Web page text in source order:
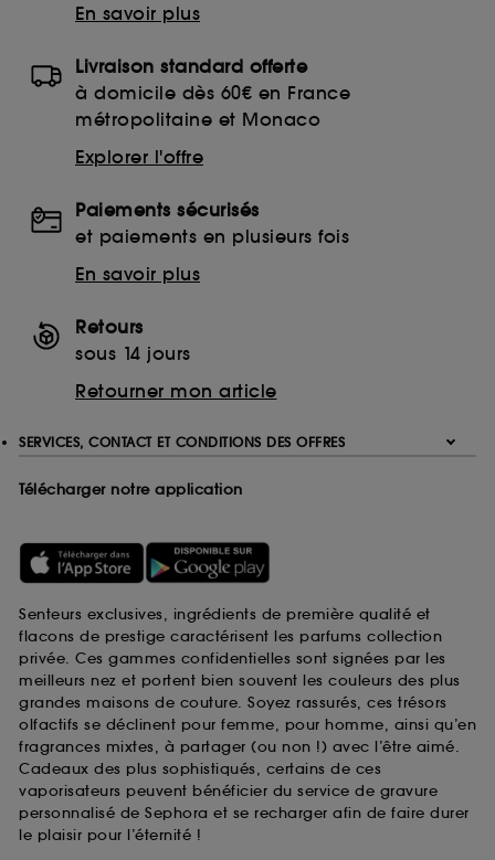
En savoir plus
Livraison standard offerte
à domicile dès 60€ en France
métropolitaine et Monaco
Explorer l'offre
Paiements sécurisés
et paiements en plusieurs fois
En savoir plus
Retours
sous 14 jours
Retourner mon article
SERVICES, CONTACT ET CONDITIONS DES OFFRES
Télécharger notre application
Senteurs exclusives, ingrédients de première qualité et
flacons de prestige caractérisent les parfums collection
privée. Ces gammes confidentielles sont signées par les
meilleurs nez et portent bien souvent les couleurs des plus
grandes maisons de couture. Soyez rassurés, ces trésors
olfactifs se déclinent pour femme, pour homme, ainsi qu’en
fragrances mixtes, à partager (ou non !) avec l’être aimé.
Cadeaux des plus sophistiqués, certains de ces
vaporisateurs peuvent bénéficier du service de gravure
personnalisé de Sephora et se recharger afin de faire durer
le plaisir pour l’éternité !